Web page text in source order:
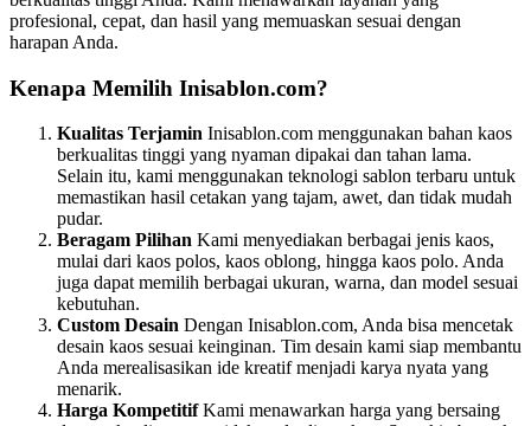
profesional, cepat, dan hasil yang memuaskan sesuai dengan
harapan Anda.
Kenapa Memilih Inisablon.com?
Kualitas Terjamin Inisablon.com menggunakan bahan kaos
berkualitas tinggi yang nyaman dipakai dan tahan lama.
Selain itu, kami menggunakan teknologi sablon terbaru untuk
memastikan hasil cetakan yang tajam, awet, dan tidak mudah
pudar.
Beragam Pilihan Kami menyediakan berbagai jenis kaos,
mulai dari kaos polos, kaos oblong, hingga kaos polo. Anda
juga dapat memilih berbagai ukuran, warna, dan model sesuai
kebutuhan.
Custom Desain Dengan Inisablon.com, Anda bisa mencetak
desain kaos sesuai keinginan. Tim desain kami siap membantu
Anda merealisasikan ide kreatif menjadi karya nyata yang
menarik.
Harga KompetitifKami menawarkan harga yang bersaing